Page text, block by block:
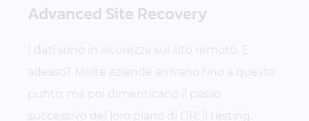
Advanced Site Recovery
I dati sono in sicurezza sul sito remoto. E
adesso? Molte aziende arrivano fino a questo
punto, ma poi dimenticano il passo
successivo del loro piano di DR: il testing.